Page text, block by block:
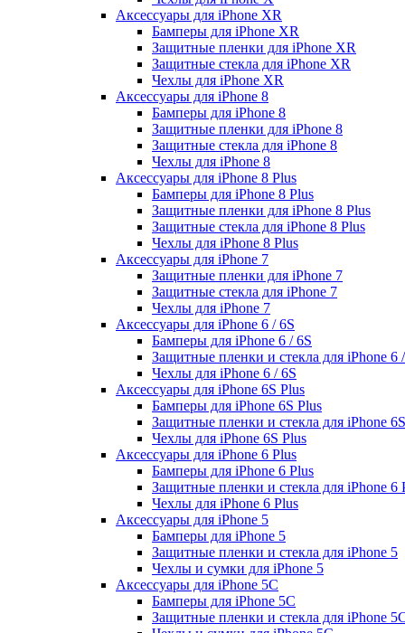
Аксессуары для iPhone XR
Бамперы для iPhone XR
Защитные пленки для iPhone XR
Защитные стекла для iPhone XR
Чехлы для iPhone XR
Аксессуары для iPhone 8
Бамперы для iPhone 8
Защитные пленки для iPhone 8
Защитные стекла для iPhone 8
Чехлы для iPhone 8
Аксессуары для iPhone 8 Plus
Бамперы для iPhone 8 Plus
Защитные пленки для iPhone 8 Plus
Защитные стекла для iPhone 8 Plus
Чехлы для iPhone 8 Plus
Аксессуары для iPhone 7
Защитные пленки для iPhone 7
Защитные стекла для iPhone 7
Чехлы для iPhone 7
Аксессуары для iPhone 6 / 6S
Бамперы для iPhone 6 / 6S
Защитные пленки и стекла для iPhone 6
Чехлы для iPhone 6 / 6S
Аксессуары для iPhone 6S Plus
Бамперы для iPhone 6S Plus
Защитные пленки и стекла для iPhone
Чехлы для iPhone 6S Plus
Аксессуары для iPhone 6 Plus
Бамперы для iPhone 6 Plus
Защитные пленки и стекла для iPhone 6
Чехлы для iPhone 6 Plus
Аксессуары для iPhone 5
Бамперы для iPhone 5
Защитные пленки и стекла для iPhone 5
Чехлы и сумки для iPhone 5
Аксессуары для iPhone 5C
Бамперы для iPhone 5C
Защитные пленки и стекла для iPhone